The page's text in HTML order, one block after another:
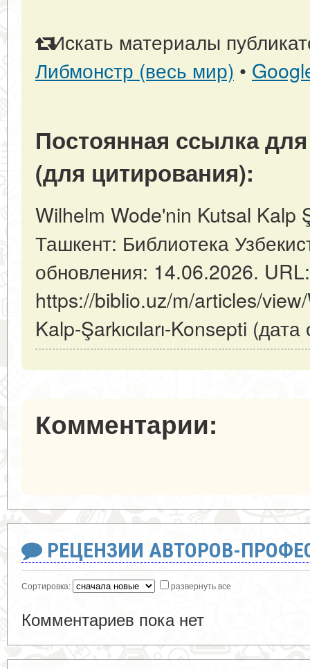
Искать материалы
Либмонстр (весь мир) •
Постоянная ссылка
(для цитирования):
Wilhelm Wode'nin Kutsal Kalp
Ташкент: Библиотека
обновления: 14.06.2026. URL:
https://biblio.uz/m/articles/
Kalp-Şarkıcıları-Konsepti
Комментарии:
РЕЦЕНЗИИ АВТОРОВ-
Сортировка: развернуть все
Комментариев пока нет